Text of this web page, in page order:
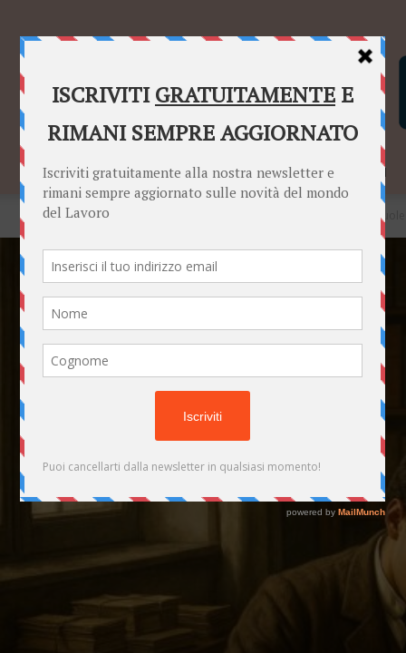
SENTENZE FORMULARI PUNTO INFORMAZIONI
Home News La formazione degli scriventi commerciali tra